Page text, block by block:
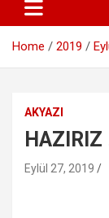
Home 2019
AKYAZI
HAZIRIZ
Eylül 27, 2019